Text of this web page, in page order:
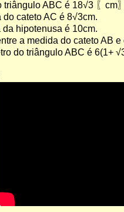
triângulo ABC é 18√3 〖 cm
do cateto AC é 8√3cm.
da hipotenusa é 10cm.
a medida do cateto AB e
do triângulo ABC é 6(1+ √